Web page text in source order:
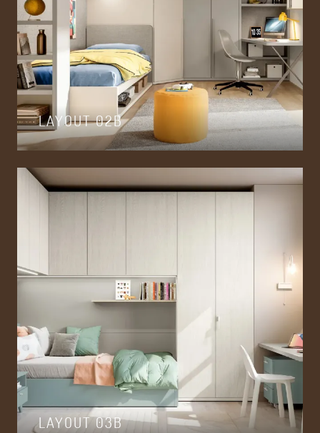
LAYOUT 02B
LAYOUT 03B